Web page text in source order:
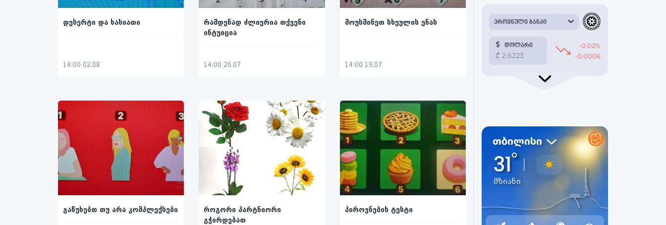
დესერტი და ხასიათი
14:00 02.08
რამდენად ძლიერია თქვენი
ინტუიცია
14:00 26.07
მოუსმინეთ სხეულის ენას
14:00 19.07
გაწუხებთ თუ არა კომპლექსები
როგორი პარტნიორი
გჭირდებათ
პიროვნების ტესტი